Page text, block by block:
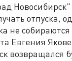
отпуска,
не
Евгения
возвращался